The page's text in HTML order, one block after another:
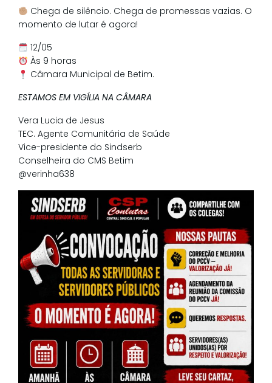
Chega de silêncio. Chega de promessas vazias. O
momento de lutar é agora!
12/05
Às 9 horas
Câmara Municipal de Betim.
ESTAMOS EM VIGÍLIA NA CÂMARA
Vera Lucia de Jesus
TEC. Agente Comunitária de Saúde
Vice-presidente do Sindserb
Conselheira do CMS Betim
@verinha638